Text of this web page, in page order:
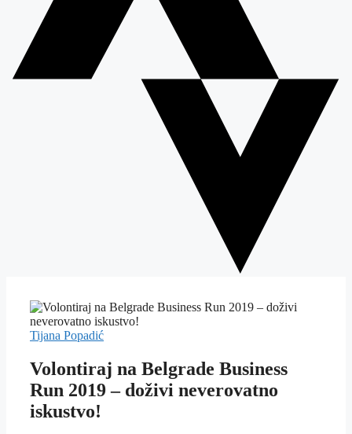
Tijana Popadić
Volontiraj na Belgrade Business
Run 2019 – doživi neverovatno
iskustvo!